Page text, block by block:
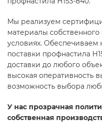
Мы реализуем
материалы
условиях. Обеспечиваем
поставки профнастила
доставки до любого
высокая оперативность
возможность выбора
У нас прозрачная
собственная